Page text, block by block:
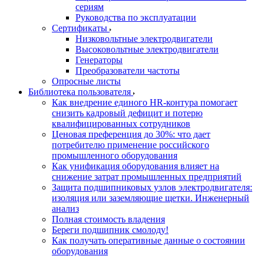
сериям
Руководства по эксплуатации
Сертификаты
Низковольтные электродвигатели
Высоковольтные электродвигатели
Генераторы
Преобразователи частоты
Опросные листы
Библиотека пользователя
Как внедрение единого HR-контура помогает
снизить кадровый дефицит и потерю
квалифицированных сотрудников
Ценовая преференция до 30%: что дает
потребителю применение российского
промышленного оборудования
Как унификация оборудования влияет на
снижение затрат промышленных предприятий
Защита подшипниковых узлов электродвигателя:
изоляция или заземляющие щетки. Инженерный
анализ
Полная стоимость владения
Береги подшипник смолоду!
Как получать оперативные данные о состоянии
оборудования